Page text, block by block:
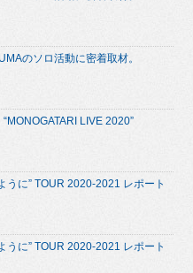
のソロ活動に密着取材。
“MONOGATARI LIVE 2020”
うに” TOUR 2020-2021 レポート
うに” TOUR 2020-2021 レポート